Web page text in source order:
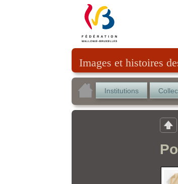
Images et histoires
Institutions